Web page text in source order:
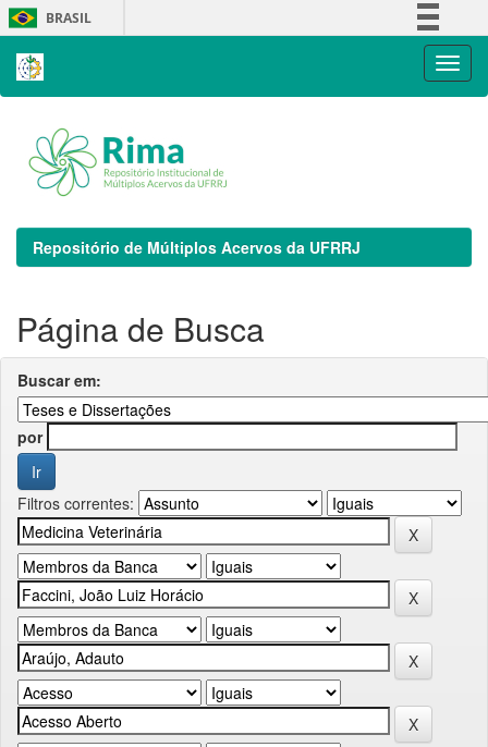
Skip
navigation
BRASIL
Repositório de Múltiplos Acervos da UFRRJ
Página de Busca
Buscar em:
por
Filtros correntes: